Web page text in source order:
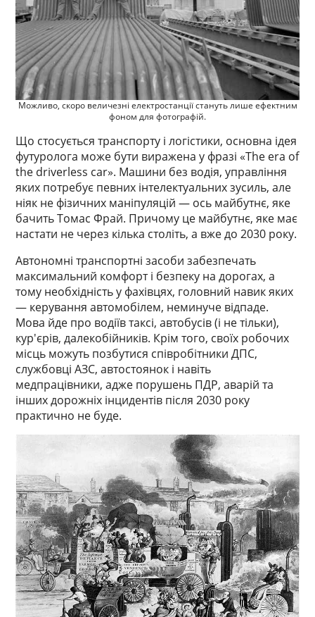
Можливо, скоро величезні електростанції стануть лише ефектним
фоном для фотографій.
Що стосується транспорту і логістики, основна ідея
футуролога може бути виражена у фразі «The era of
the driverless car». Машини без водія, управління
яких потребує певних інтелектуальних зусиль, але
ніяк не фізичних маніпуляцій — ось майбутнє, яке
бачить Томас Фрай. Причому це майбутнє, яке має
настати не через кілька століть, а вже до 2030 року.
Автономні транспортні засоби забезпечать
максимальний комфорт і безпеку на дорогах, а
тому необхідність у фахівцях, головний навик яких
— керування автомобілем, неминуче відпаде.
Мова йде про водіїв таксі, автобусів (і не тільки),
кур'єрів, далекобійників. Крім того, своїх робочих
місць можуть позбутися співробітники ДПС,
службовці АЗС, автостоянок і навіть
медпрацівники, адже порушень ПДР, аварій та
інших дорожніх інцидентів після 2030 року
практично не буде.